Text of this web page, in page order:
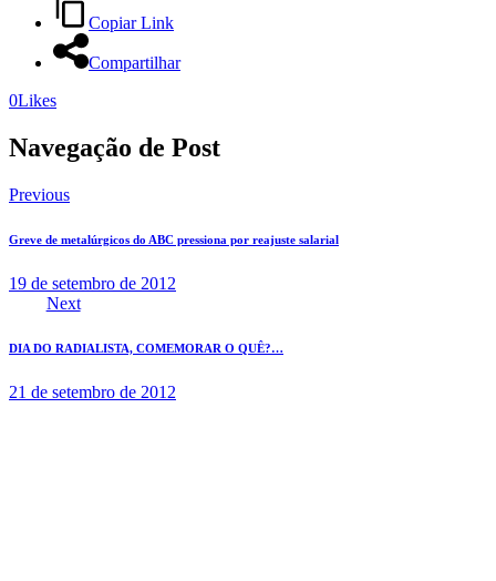
Copiar Link
Compartilhar
0Likes
Navegação de Post
Previous
Greve de metalúrgicos do ABC pressiona por reajuste salarial
19 de setembro de 2012
Next
DIA DO RADIALISTA, COMEMORAR O QUÊ?…
21 de setembro de 2012